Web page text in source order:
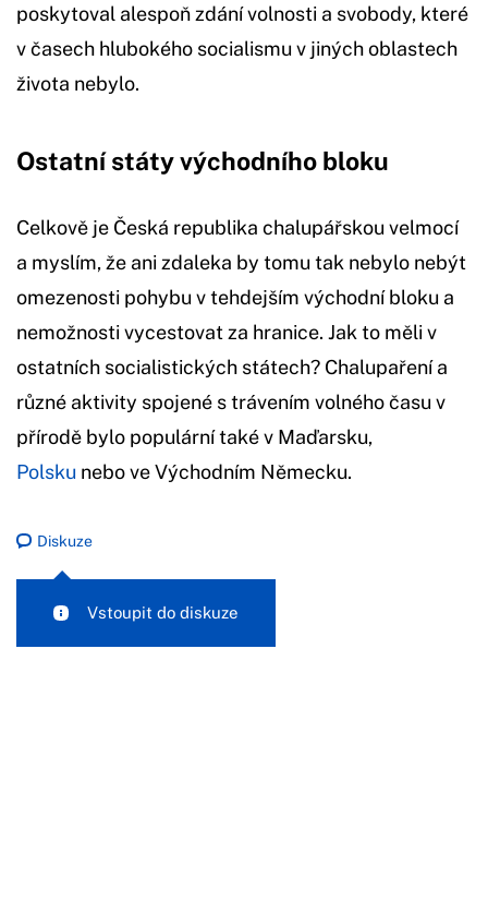
poskytoval alespoň zdání volnosti a svobody, které
v časech hlubokého socialismu v jiných oblastech
života nebylo.
Ostatní státy východního bloku
Celkově je Česká republika chalupářskou velmocí
a myslím, že ani zdaleka by tomu tak nebylo nebýt
omezenosti pohybu v tehdejším východní bloku a
nemožnosti vycestovat za hranice. Jak to měli v
ostatních socialistických státech? Chalupaření a
různé aktivity spojené s trávením volného času v
přírodě bylo populární také v Maďarsku,
Polsku nebo ve Východním Německu.
Diskuze
Vstoupit do diskuze